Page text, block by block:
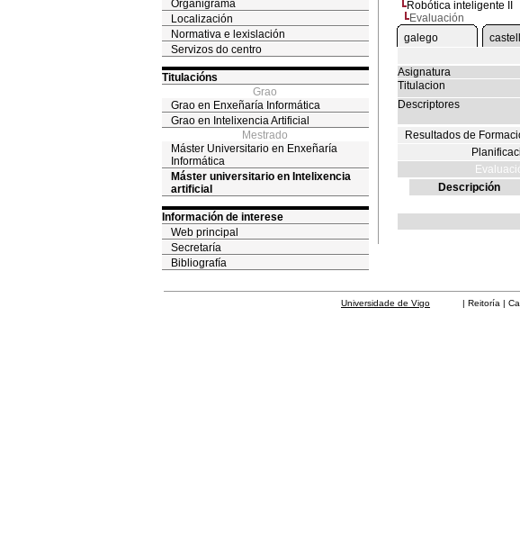
Organigrama
Localización
Normativa e lexislación
Servizos do centro
Titulacións
Grao
Grao en Enxeñaría Informática
Grao en Intelixencia Artificial
Mestrado
Máster Universitario en Enxeñaría
Informática
Máster universitario en Intelixencia
artificial
Información de interese
Web principal
Secretaría
Bibliografía
Robótica inteligente II
Evaluación
galego
Asignatura
Titulacion
Descriptores
Resultados de
Descripción
Universidade de Vigo | Reitoría |